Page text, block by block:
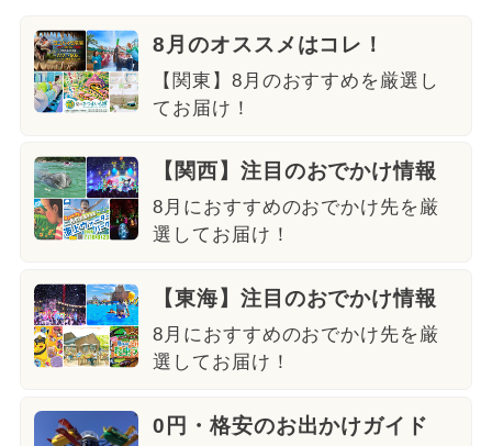
8月のオススメはコレ！
【関東】8月のおすすめを厳選し
てお届け！
【関西】注目のおでかけ情報
8月におすすめのおでかけ先を厳
選してお届け！
【東海】注目のおでかけ情報
8月におすすめのおでかけ先を厳
選してお届け！
0円・格安のお出かけガイド